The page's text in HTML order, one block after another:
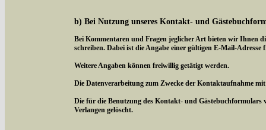
b) Bei Nutzung unseres Kontakt- und
Bei Kommentaren und Fragen jeglicher Art bieten wir Ihnen
schreiben. Dabei ist die Angabe einer gültigen E-Mail-
Weitere Angaben können freiwillig getätigt werden.
Die Datenverarbeitung zum Zwecke der Kontaktaufnahme
Die für die Benutzung des Kontakt- und Gästebuchformulars
Verlangen gelöscht.